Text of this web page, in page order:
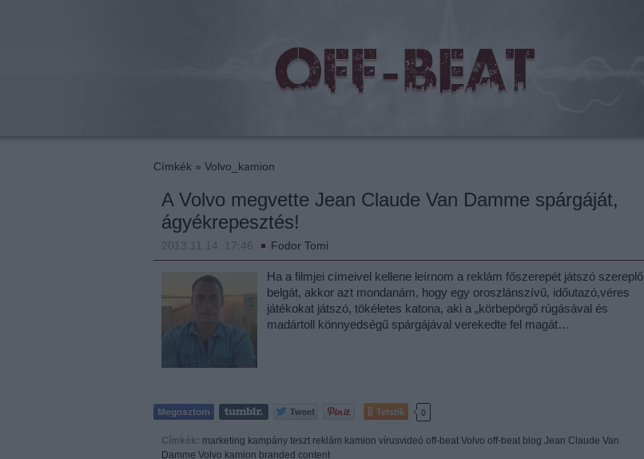
Címkék » Volvo_kamion
A Volvo megvette Jean Claude Van Damme spárgáját,
ágyékrepesztés!
2013.11.14. 17:46 Fodor Tomi
Ha a filmjei címeivel kellene leírnom a reklám főszerepét játszó szereplő
belgát, akkor azt mondanám, hogy egy oroszlánszívű, időutazó,véres
játékokat játszó, tökéletes katona, aki a „körbepörgő rúgásával és
madártoll könnyedségű spárgájával verekedte fel magát…
Tetszik 0
Címkék: marketing kampány teszt reklám kamion vírusvideó off-beat Volvo off-beat blog Jean Claude Van
Damme Volvo kamion branded content